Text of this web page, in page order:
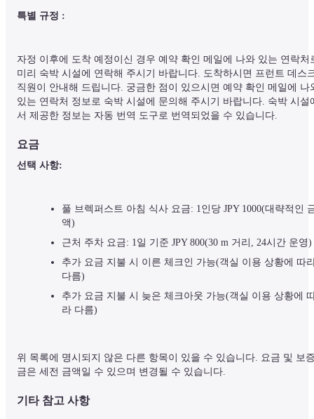
특별 규정 :
자정 이후에 도착 예정이신 경우 예약 확인 메일에 나와 있는 연락처
미리 숙박 시설에 연락해 주시기 바랍니다. 도착하시면 프런트 데스
직원이 안내해 드립니다. 궁금한 점이 있으시면 예약 확인 메일에 나
있는 연락처 정보로 숙박 시설에 문의해 주시기 바랍니다. 숙박 시설
서 제공한 정보는 자동 번역 도구로 번역되었을 수 있습니다.
요금
선택 사항:
풀 브렉퍼스트 아침 식사 요금: 1인당 JPY 1000(대략적인
액)
근처 주차 요금: 1일 기준 JPY 800(30 m 거리, 24시간 운영)
추가 요금 지불 시 이른 체크인 가능(객실 이용 상황에 따
다름)
추가 요금 지불 시 늦은 체크아웃 가능(객실 이용 상황에
라 다름)
위 목록에 명시되지 않은 다른 항목이 있을 수 있습니다. 요금 및 보
금은 세전 금액일 수 있으며 변경될 수 있습니다.
기타 참고 사항